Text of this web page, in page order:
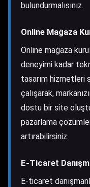
bulundurmalısınız.
Online Mağaza
Online mağaza
deneyimi kadar
tasarım hizmetleri
çalışarak,
dostu bir site
pazarlama
artırabilirsiniz.
E-Ticaret
E-ticaret